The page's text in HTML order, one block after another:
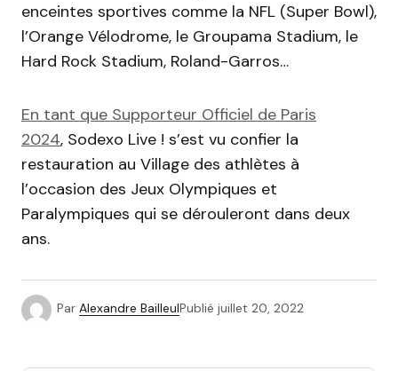
enceintes sportives comme la NFL (Super Bowl),
l’Orange Vélodrome, le Groupama Stadium, le
Hard Rock Stadium, Roland-Garros…
En tant que Supporteur Officiel de Paris
2024, Sodexo Live ! s’est vu confier la
restauration au Village des athlètes à
l’occasion des Jeux Olympiques et
Paralympiques qui se dérouleront dans deux
ans.
Par Alexandre BailleulPublié juillet 20, 2022